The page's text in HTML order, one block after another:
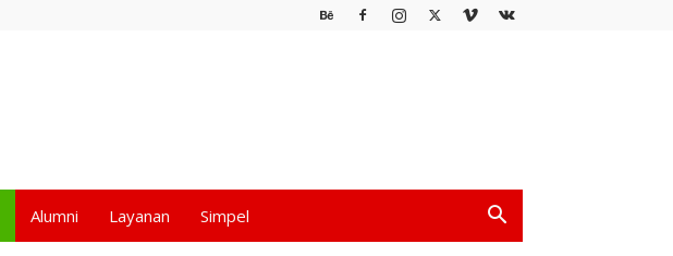
Alumni Layanan Simpel